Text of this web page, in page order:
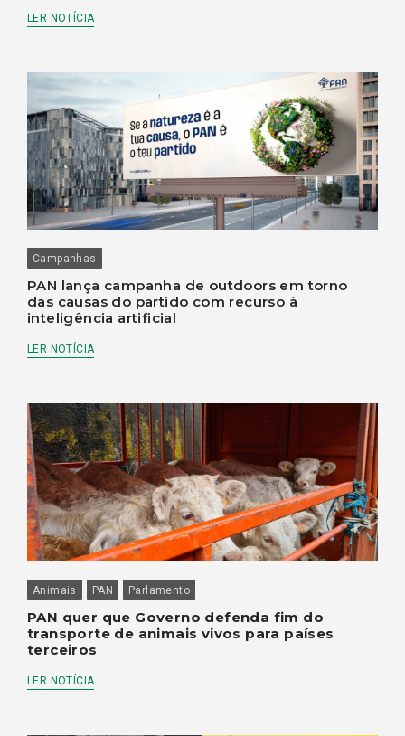
LER NOTÍCIA
Campanhas
PAN lança campanha de outdoors em torno
das causas do partido com recurso à
inteligência artificial
LER NOTÍCIA
Animais PAN Parlamento
PAN quer que Governo defenda fim do
transporte de animais vivos para países
terceiros
LER NOTÍCIA